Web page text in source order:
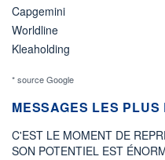
Capgemini
Worldline
Kleaholding
* source Google
MESSAGES LES PLUS
C'EST LE MOMENT DE
SON POTENTIEL EST